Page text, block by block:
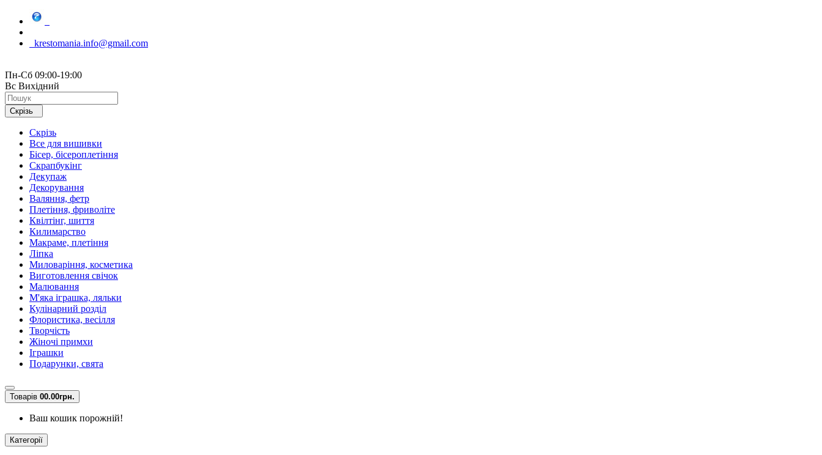
krestomania.info@gmail.com
Пн-Сб 09:00-19:00
Вс Вихідний
Скрізь
Скрізь
Все для вишивки
Бісер, бісероплетіння
Скрапбукінг
Декупаж
Декорування
Валяння, фетр
Плетіння, фриволіте
Квілтінг, шиття
Килимарство
Макраме, плетіння
Ліпка
Миловаріння, косметика
Виготовлення свічок
Малювання
М'яка іграшка, ляльки
Кулінарний розділ
Флористика, весілля
Творчість
Жіночі примхи
Іграшки
Подарунки, свята
Товарів 00.00грн.
Ваш кошик порожній!
Категорії